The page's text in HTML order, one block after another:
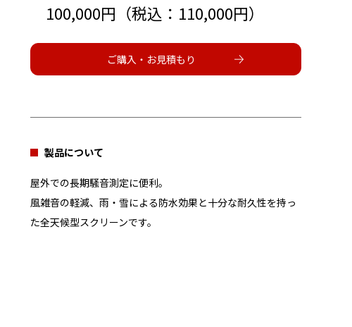
100,000円（税込：110,000円）
ご購入・お見積もり
製品について
屋外での長期騒音測定に便利。
風雑音の軽減、雨・雪による防水効果と十分な耐久性を持っ
た全天候型スクリーンです。